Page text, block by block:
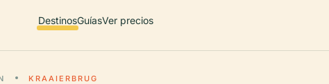
DestinosGuíasVer precios
KRAAIERBRUG